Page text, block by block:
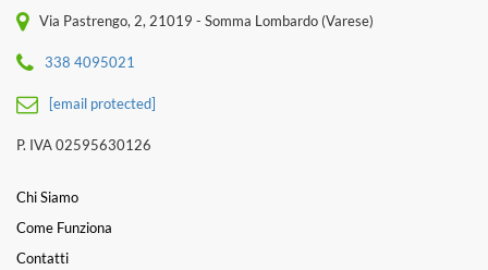
Via Pastrengo, 2, 21019 - Somma Lombardo (Varese)
338 4095021
[email protected]
P. IVA 02595630126
Chi Siamo
Come Funziona
Contatti